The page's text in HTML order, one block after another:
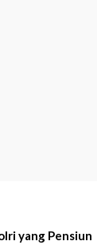
yang Pensiun